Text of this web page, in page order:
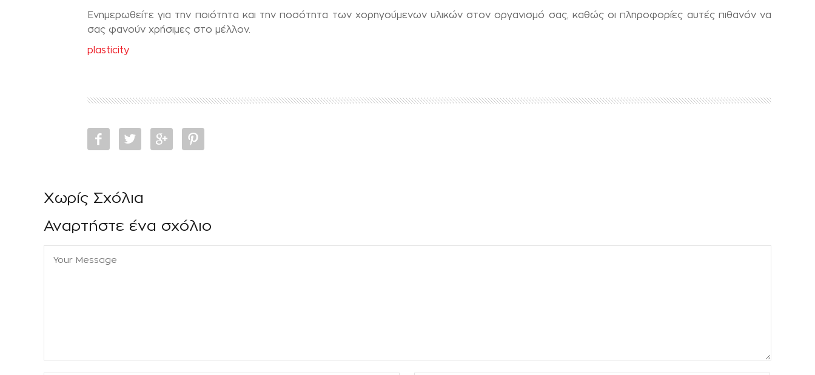
Ενημερωθείτε για την ποιότητα και την ποσότητα των χορηγούμενων υλικών στον οργανισμό σας, καθώς οι πληροφορίες αυτές πιθανόν να
σας φανούν χρήσιμες στο μέλλον.
plasticity
Χωρίς Σχόλια
Αναρτήστε ένα σχόλιο